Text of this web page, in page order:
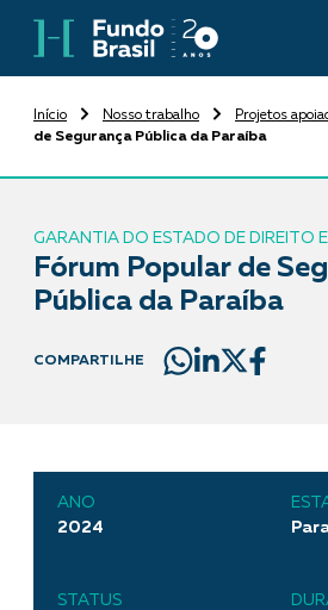
Início Nosso trabalho Projetos
de Segurança Pública da Paraíba
GARANTIA DO ESTADO DE DIREITO
Fórum Popular de
Pública da Paraíba
COMPARTILHE
ANO
2024
STATUS